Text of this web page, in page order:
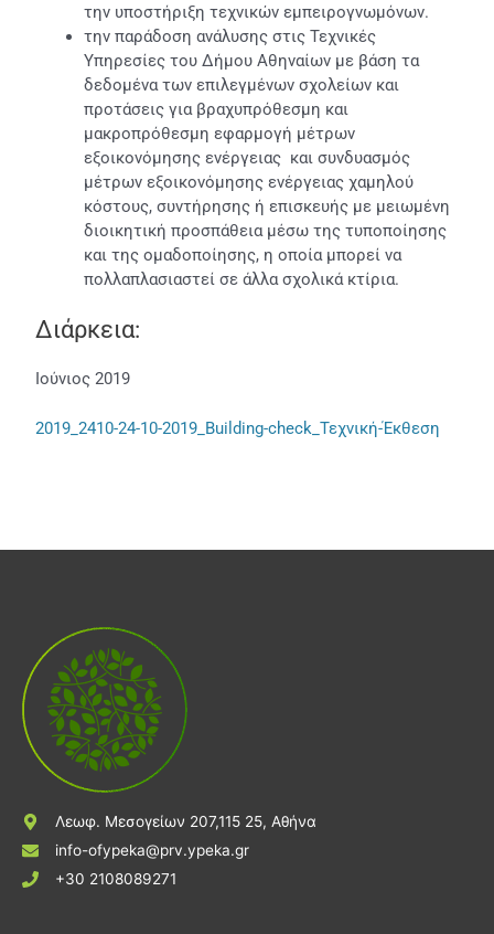
την υποστήριξη τεχνικών εμπειρογνωμόνων.
την παράδοση ανάλυσης στις Τεχνικές
Υπηρεσίες του Δήμου Αθηναίων με βάση τα
δεδομένα των επιλεγμένων σχολείων και
προτάσεις για βραχυπρόθεσμη και
μακροπρόθεσμη εφαρμογή μέτρων
εξοικονόμησης ενέργειας και συνδυασμός
μέτρων εξοικονόμησης ενέργειας χαμηλού
κόστους, συντήρησης ή επισκευής με μειωμένη
διοικητική προσπάθεια μέσω της τυποποίησης
και της ομαδοποίησης, η οποία μπορεί να
πολλαπλασιαστεί σε άλλα σχολικά κτίρια.
Διάρκεια:
Ιούνιος 2019
2019_2410-24-10-2019_Building-check_Τεχνική-Έκθεση
Λεωφ. Μεσογείων 207,115 25, Αθήνα
info-ofypeka@prv.ypeka.gr
+30 2108089271